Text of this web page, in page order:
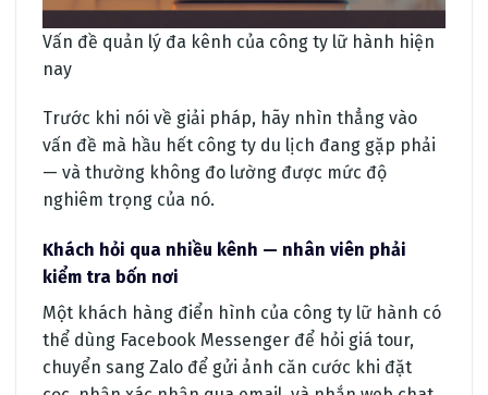
Vấn đề quản lý đa kênh của công ty lữ hành hiện
nay
Trước khi nói về giải pháp, hãy nhìn thẳng vào
vấn đề mà hầu hết công ty du lịch đang gặp phải
— và thường không đo lường được mức độ
nghiêm trọng của nó.
Khách hỏi qua nhiều kênh — nhân viên phải
kiểm tra bốn nơi
Một khách hàng điển hình của công ty lữ hành có
thể dùng Facebook Messenger để hỏi giá tour,
chuyển sang Zalo để gửi ảnh căn cước khi đặt